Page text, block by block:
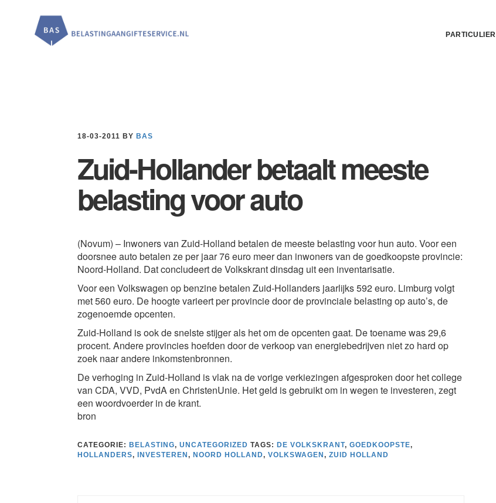
PARTICULIER
18-03-2011 BY BAS
Zuid-Hollander betaalt meeste
belasting voor auto
(Novum) – Inwoners van Zuid-Holland betalen de meeste belasting voor hun auto. Voor een
doorsnee auto betalen ze per jaar 76 euro meer dan inwoners van de goedkoopste provincie:
Noord-Holland. Dat concludeert de Volkskrant dinsdag uit een inventarisatie.
Voor een Volkswagen op benzine betalen Zuid-Hollanders jaarlijks 592 euro. Limburg volgt
met 560 euro. De hoogte varieert per provincie door de provinciale belasting op auto’s, de
zogenoemde opcenten.
Zuid-Holland is ook de snelste stijger als het om de opcenten gaat. De toename was 29,6
procent. Andere provincies hoefden door de verkoop van energiebedrijven niet zo hard op
zoek naar andere inkomstenbronnen.
De verhoging in Zuid-Holland is vlak na de vorige verkiezingen afgesproken door het college
van CDA, VVD, PvdA en ChristenUnie. Het geld is gebruikt om in wegen te investeren, zegt
een woordvoerder in de krant.
bron
CATEGORIE: BELASTING, UNCATEGORIZED TAGS: DE VOLKSKRANT, GOEDKOOPSTE,
HOLLANDERS, INVESTEREN , NOORD HOLLAND, VOLKSWAGEN , ZUID HOLLAND